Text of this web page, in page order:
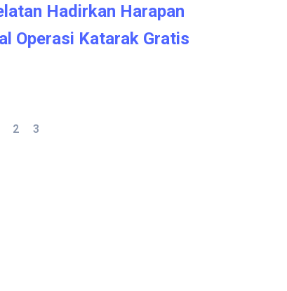
Hadirkan Harapan
Operasi Katarak Gratis
2 3